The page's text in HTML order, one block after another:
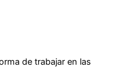
de trabajar en las